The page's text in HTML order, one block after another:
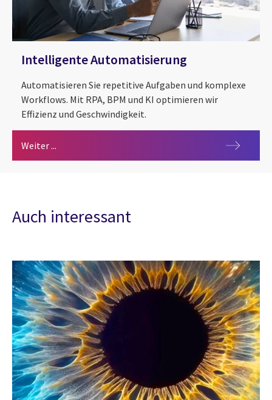
Intelligente Automatisierung
Automatisieren Sie repetitive Aufgaben und komplexe
Workflows. Mit RPA, BPM und KI optimieren wir
Effizienz und Geschwindigkeit.
Weiter ...
Auch interessant